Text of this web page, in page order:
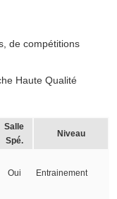
de compétitions
Haute Qualité
Salle
Spé.
Niveau
Oui Entrainement